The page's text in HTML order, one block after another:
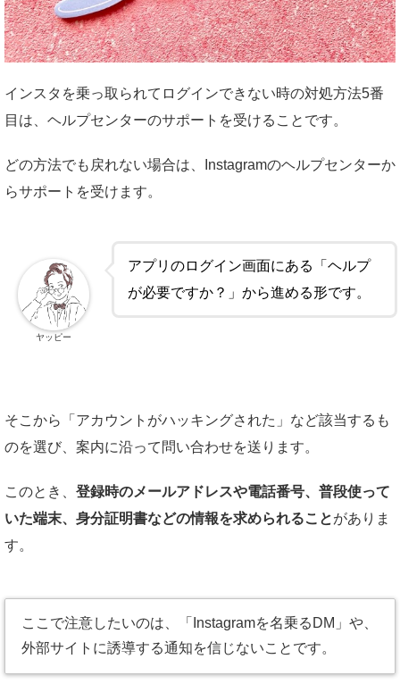
インスタを乗っ取られてログインできない時の対処方法5番
目は、ヘルプセンターのサポートを受けることです。
どの方法でも戻れない場合は、Instagramのヘルプセンターか
らサポートを受けます。
アプリのログイン画面にある「ヘルプ
が必要ですか？」から進める形です。
ヤッピー
そこから「アカウントがハッキングされた」など該当するも
のを選び、案内に沿って問い合わせを送ります。
このとき、 登録時のメールアドレスや電話番号、普段使って
いた端末、身分証明書などの情報を求められることがありま
す。
ここで注意したいのは、「Instagramを名乗るDM」や、
外部サイトに誘導する通知を信じないことです。